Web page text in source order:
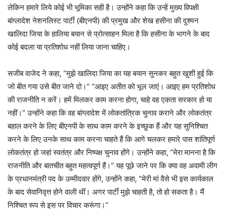
लेकिन हमारे लिये कोई भी भूमिका सही है। उन्होंने कहा कि उन्हें मुख्य विपक्षी
बांग्लादेश नेशनलिस्ट पार्टी (बीएनपी) की प्रमुख और शेख हसीना की दुश्मन
खालिदा जिया के हालिया बयान से प्रोत्साहन मिला है कि हसीना के भागने के बाद
कोई बदला या प्रतिशोध नहीं लिया जाना चाहिए।
सजीब वाजेद ने कहा, “मुझे खालिदा जिया का यह बयान सुनकर बहुत खुशी हुई कि
जो बीत गया उसे बीत जाने दो।” “आइए अतीत को भूल जाएं। आइए हम प्रतिशोध
की राजनीति न करें। हमें मिलकर काम करना होगा, चाहे वह एकता सरकार हो या
नहीं।” उन्होंने कहा कि वह बांग्लादेश में लोकतांत्रिक चुनाव कराने और लोकतंत्र
बहाल करने के लिए बीएनपी के साथ काम करने के इच्छुक हैं और यह सुनिश्चित
करने के लिए उनके साथ काम करना चाहते हैं कि आगे चलकर हमारे पास शांतिपूर्ण
लोकतंत्र हो जहां स्वतंत्र और निष्पक्ष चुनाव होंगे। उन्होंने कहा, ”मेरा मानना है कि
राजनीति और बातचीत बहुत महत्वपूर्ण हैं।” यह पूछे जाने पर कि क्या वह अवामी लीग
के प्रधानमंत्री पद के उम्मीदवार होंगे, उन्होंने कहा, “मेरी मां वैसे भी इस कार्यकाल
के बाद सेवानिवृत्त होने वाली थीं। अगर पार्टी मुझे चाहती है, तो हो सकता है। मैं
निश्चित रूप से इस पर विचार करूंगा।”